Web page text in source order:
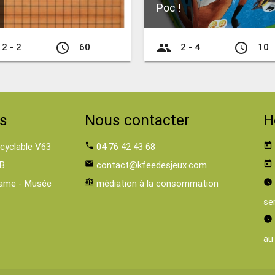
2 - 2 access_time 60
Poc !
group 2 - 4 access_time 10
V63
- Musée
Nous contacter
phone 04 76 42 43 68
email contact@kfeedesjeux.com
balance médiation à la consommation
today
today
watch_later
watch_later